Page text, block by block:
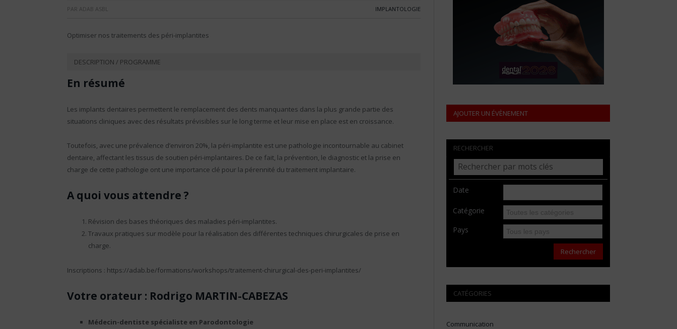
PAR ADAB ASBL IMPLANTOLOGIE
Optimiser nos traitements des péri-implantites
DESCRIPTION / PROGRAMME
En résumé
Les implants dentaires permettent le remplacement des dents manquantes dans la plus grande partie des
situations cliniques avec des résultats prévisibles sur le long terme et leur mise en place est en croissance.
Toutefois, avec une prévalence d’environ 20%, la péri-implantite est une pathologie incontournable au cabinet
dentaire, affectant les tissus de soutien péri-implantaires. De ce fait, la prévention, le diagnostic et la prise en
charge de cette pathologie ont une importance clé pour la pérennité du traitement implantaire.
A quoi vous attendre ?
Révision des bases théoriques des maladies péri-implantites.
Travaux pratiques sur modèle pour la réalisation des différentes techniques chirurgicales de prise en
charge.
Inscriptions : https://adab.be/formations/workshops/traitement-chirurgical-des-peri-implantites/
Votre orateur : Rodrigo MARTIN-CABEZAS
Médecin-dentiste spécialiste en Parodontologie
AJOUTER UN ÉVÈNEMENT
RECHERCHER
Date
Catégorie
Pays
Rechercher
CATÉGORIES
Communication